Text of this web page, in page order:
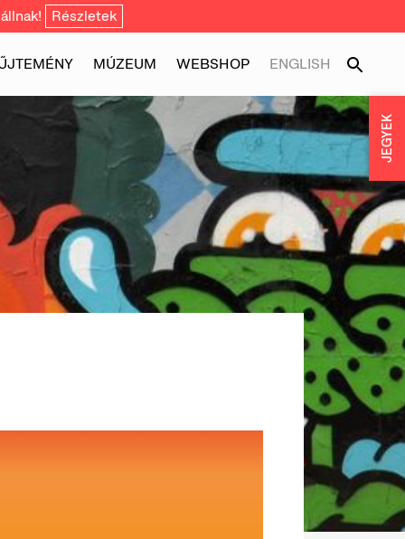
Részletek
MÚZEUM WEBSHOP ENGLISH
JEGYEK